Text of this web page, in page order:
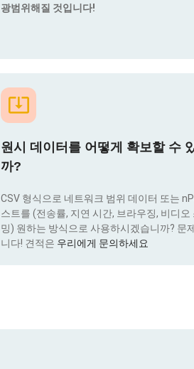
광범위해질 것입니다!
원시 데이터를 어떻게 확보할 수
까?
CSV 형식으로 네트워크 범위 데이터 또는
스트를 (전송률, 지연 시간, 브라우징, 비디오
밍) 원하는 방식으로 사용하시겠습니까? 문
니다! 견적은 우리에게 문의하세요